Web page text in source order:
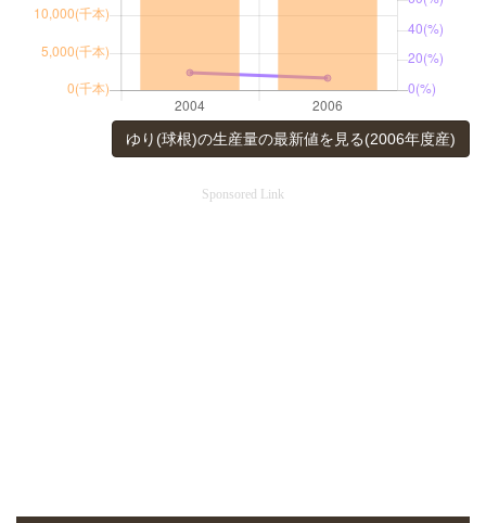
ゆり(球根)の生産量の最新値を見る(2006年度産)
Sponsored Link